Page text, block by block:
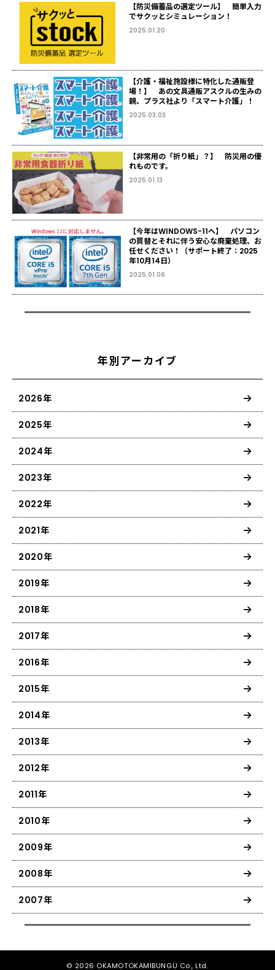
【防災備蓄品の選定ツール】 簡単入力
でサクッとシミュレーション！
2025.01.20
【介護・福祉施設様に特化した通販登
場！】 あの文具通販アスクルの生みの
親、プラス社より「スマート介護」！
2025.03.03
【非常用の「折り紙」？】 防災用の優
れものです。
2025.01.13
【今年はWINDOWS-11へ】 パソコン
の買替とそれに伴う安心な廃棄処理、お
任せください！（サポート終了：2025
年10月14日）
2025.01.06
年別アーカイブ
2026年
2025年
2024年
2023年
2022年
2021年
2020年
2019年
2018年
2017年
2016年
2015年
2014年
2013年
2012年
2011年
2010年
2009年
2008年
2007年
© 2026 OKAMOTOKAMIBUNGU Co., Ltd.